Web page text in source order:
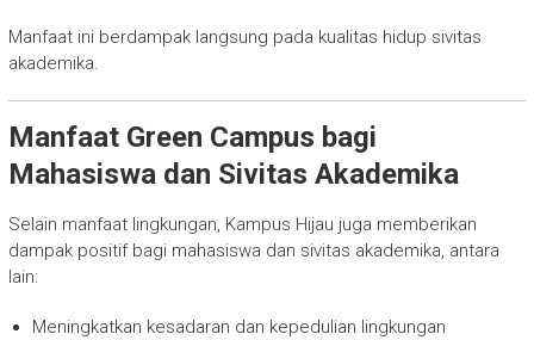
Manfaat ini berdampak langsung pada kualitas hidup sivitas
akademika.
Manfaat Green Campus bagi
Mahasiswa dan Sivitas Akademika
Selain manfaat lingkungan, Kampus Hijau juga memberikan
dampak positif bagi mahasiswa dan sivitas akademika, antara
lain:
Meningkatkan kesadaran dan kepedulian lingkungan